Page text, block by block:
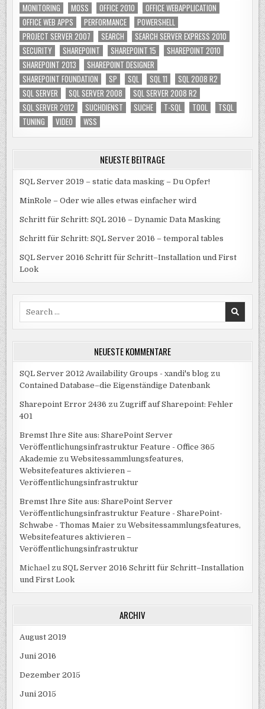
MONITORING
MOSS OFFICE 2010
OFFICE WEBAPPLICATION
OFFICE WEB APPS
PERFORMANCE
POWERSHELL
PROJECT SERVER 2007
SEARCH
SEARCH SERVER EXPRESS 2010
SECURITY
SHAREPOINT SHAREPOINT 15
SHAREPOINT 2010
SHAREPOINT 2013
SHAREPOINT DESIGNER
SHAREPOINT FOUNDATION
SP SQL SQL 11
SQL 2008 R2
SQL SERVER
SQL SERVER 2008
SQL SERVER 2008 R2
SQL SERVER 2012
SUCHDIENST SUCHE T-SQL TOOL
TSQL
TUNING
VIDEO WSS
NEUESTE BEITRÄGE
SQL Server 2019 – static data masking – Du Opfer!
MinRole – Oder wie alles etwas einfacher wird
Schritt für Schritt: SQL 2016 – Dynamic Data Masking
Schritt für Schritt: SQL Server 2016 – temporal tables
SQL Server 2016 Schritt für Schritt–Installation und First
Look
NEUESTE KOMMENTARE
SQL Server 2012 Availability Groups - xandi's blog zu
Contained Database–die Eigenständige Datenbank
Sharepoint Error 2436 zu Zugriff auf Sharepoint: Fehler
401
Bremst Ihre Site aus: SharePoint Server
Veröffentlichungsinfrastruktur Feature - Office 365
Akademie zuWebsitessammlungsfeatures,
Websitefeatures aktivieren –
Veröffentlichungsinfrastruktur
Bremst Ihre Site aus: SharePoint Server
Veröffentlichungsinfrastruktur Feature - SharePoint-
Schwabe - Thomas Maier zuWebsitessammlungsfeatures,
Websitefeatures aktivieren –
Veröffentlichungsinfrastruktur
Michael zuSQL Server 2016 Schritt für Schritt–Installation
und First Look
ARCHIV
August 2019
Juni 2016
Dezember 2015
Juni 2015